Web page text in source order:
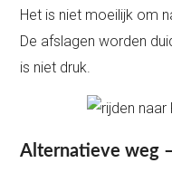
Het is niet moeilijk om
De afslagen worden
is niet druk.
Alternatieve weg